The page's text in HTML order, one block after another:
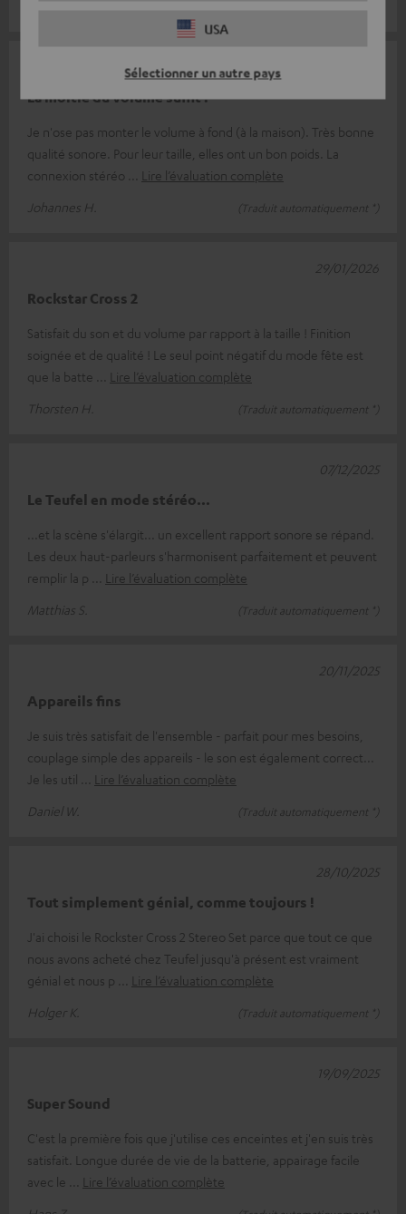
USA
Sélectionner un autre pays
La moitié du volume suffit !
Je n'ose pas monter le volume à fond (à la maison). Très bonne
qualité sonore. Pour leur taille, elles ont un bon poids. La
connexion stéréo
Lire l’évaluation complète
Johannes H.
(Traduit automatiquement *)
Rockstar Cross 2
Satisfait du son et du volume par rapport à la taille ! Finition
soignée et de qualité ! Le seul point négatif du mode fête est
que la batte
Lire l’évaluation complète
Thorsten H.
(Traduit automatiquement *)
29/01/2026
Le Teufel en mode stéréo...
...et la scène s'élargit... un excellent rapport sonore se répand.
Les deux haut-parleurs s'harmonisent parfaitement et peuvent
remplir la p
Lire l’évaluation complète
Matthias S.
(Traduit automatiquement *)
07/12/2025
Appareils fins
Je suis très satisfait de l'ensemble - parfait pour mes besoins,
couplage simple des appareils - le son est également correct...
Je les util
Lire l’évaluation complète
Daniel W.
(Traduit automatiquement *)
20/11/2025
Tout simplement génial, comme toujours !
J'ai choisi le Rockster Cross 2 Stereo Set parce que tout ce que
nous avons acheté chez Teufel jusqu'à présent est vraiment
génial et nous p
Lire l’évaluation complète
Holger K.
(Traduit automatiquement *)
28/10/2025
Super Sound
C'est la première fois que j'utilise ces enceintes et j'en suis très
satisfait. Longue durée de vie de la batterie, appairage facile
avec le
Lire l’évaluation complète
19/09/2025